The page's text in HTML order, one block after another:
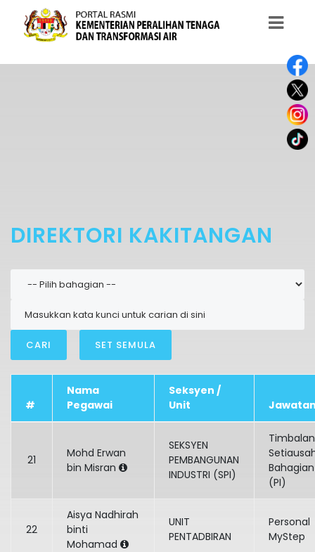
DIREKTORI KAKITANGAN
CARI SET SEMULA
#
Nama
Pegawai
Seksyen /
Unit
21
Mohd Erwan
bin Misran
SEKSYEN
PEMBANGUNAN
INDUSTRI (SPI)
Timbalan
Bahagian
(PI)
22
Aisya Nadhirah
binti
Mohamad
UNIT
PENTADBIRAN
Personal
MyStep